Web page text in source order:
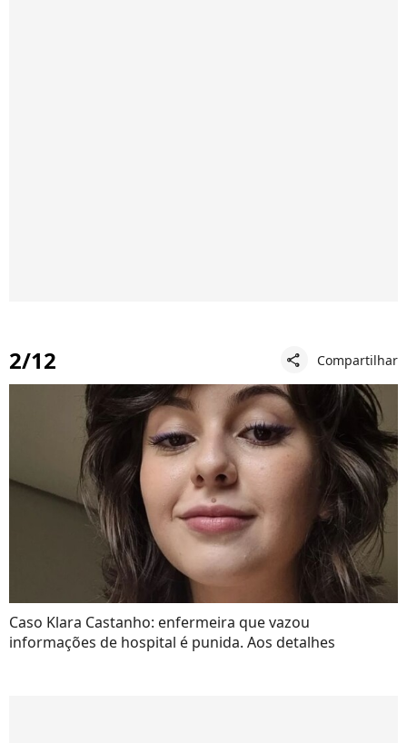
2/12 share Compartilhar
Caso Klara Castanho: enfermeira que vazou
informações de hospital é punida. Aos detalhes